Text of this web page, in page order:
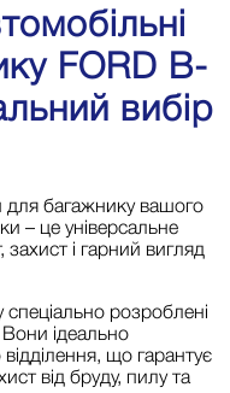
FORD B-
вибір
для багажнику вашого
– це універсальне
і гарний вигляд
розроблені
Вони ідеально
що гарантує
від бруду, пилу та